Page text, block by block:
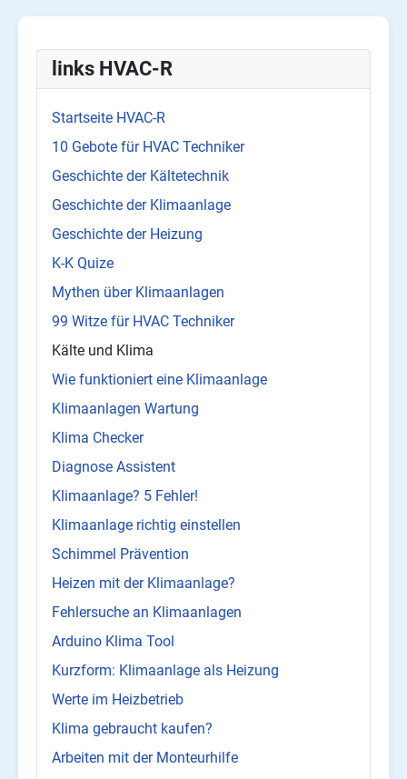
links HVAC-R
Startseite HVAC-R
10 Gebote für HVAC Techniker
Geschichte der Kältetechnik
Geschichte der Klimaanlage
Geschichte der Heizung
K-K Quize
Mythen über Klimaanlagen
99 Witze für HVAC Techniker
Kälte und Klima
Wie funktioniert eine Klimaanlage
Klimaanlagen Wartung
Klima Checker
Diagnose Assistent
Klimaanlage? 5 Fehler!
Klimaanlage richtig einstellen
Schimmel Prävention
Heizen mit der Klimaanlage?
Fehlersuche an Klimaanlagen
Arduino Klima Tool
Kurzform: Klimaanlage als Heizung
Werte im Heizbetrieb
Klima gebraucht kaufen?
Arbeiten mit der Monteurhilfe